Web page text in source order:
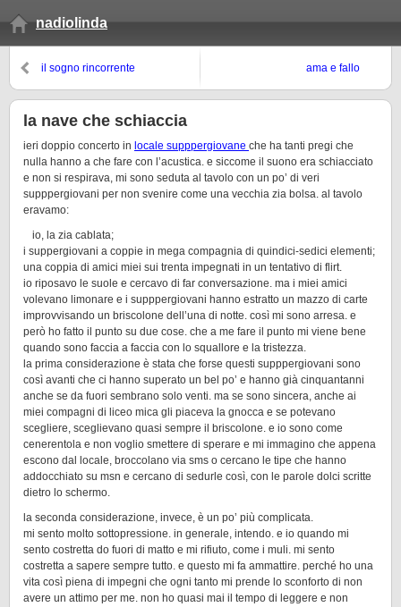
nadiolinda
il sogno rincorrente ama e fallo
la nave che schiaccia
ieri doppio concerto in locale supppergiovane che ha tanti pregi che
nulla hanno a che fare con l’acustica. e siccome il suono era schiacciato
e non si respirava, mi sono seduta al tavolo con un po’ di veri
supppergiovani per non svenire come una vecchia zia bolsa. al tavolo
eravamo:
io, la zia cablata;
i suppergiovani a coppie in mega compagnia di quindici-sedici elementi;
una coppia di amici miei sui trenta impegnati in un tentativo di flirt.
io riposavo le suole e cercavo di far conversazione. ma i miei amici
volevano limonare e i supppergiovani hanno estratto un mazzo di carte
improvvisando un briscolone dell’una di notte. così mi sono arresa. e
però ho fatto il punto su due cose. che a me fare il punto mi viene bene
quando sono faccia a faccia con lo squallore e la tristezza.
la prima considerazione è stata che forse questi supppergiovani sono
così avanti che ci hanno superato un bel po’ e hanno già cinquantanni
anche se da fuori sembrano solo venti. ma se sono sincera, anche ai
miei compagni di liceo mica gli piaceva la gnocca e se potevano
scegliere, sceglievano quasi sempre il briscolone. e io sono come
cenerentola e non voglio smettere di sperare e mi immagino che appena
escono dal locale, broccolano via sms o cercano le tipe che hanno
addocchiato su msn e cercano di sedurle così, con le parole dolci scritte
dietro lo schermo.
la seconda considerazione, invece, è un po’ più complicata.
mi sento molto sottopressione. in generale, intendo. e io quando mi
sento costretta do fuori di matto e mi rifiuto, come i muli. mi sento
costretta a sapere sempre tutto. e questo mi fa ammattire. perché ho una
vita così piena di impegni che ogni tanto mi prende lo sconforto di non
avere un attimo per me. non ho quasi mai il tempo di leggere e non